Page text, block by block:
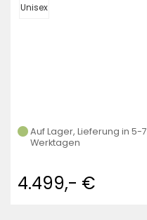
Unisex
Auf Lager, Lieferung in 5-7
Werktagen
4.499,- €